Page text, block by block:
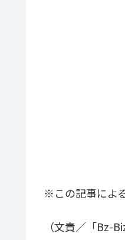
※この記事によ
（文責／「Bz-